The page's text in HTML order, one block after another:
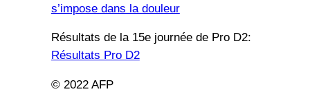
s’impose dans la douleur
Résultats de la 15e journée de Pro D2:
Résultats Pro D2
© 2022 AFP